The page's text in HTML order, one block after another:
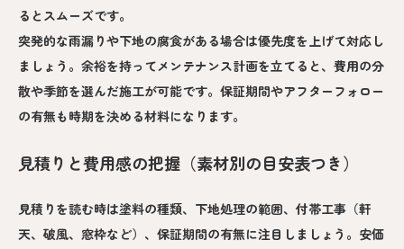
るとスムーズです。
突発的な雨漏りや下地の腐食がある場合は優先度を上げて対応し
ましょう。余裕を持ってメンテナンス計画を立てると、費用の分
散や季節を選んだ施工が可能です。保証期間やアフターフォロー
の有無も時期を決める材料になります。
見積りと費用感の把握（素材別の目安表つき）
見積りを読む時は塗料の種類、下地処理の範囲、付帯工事（軒
天、破風、窓枠など）、保証期間の有無に注目しましょう。安価